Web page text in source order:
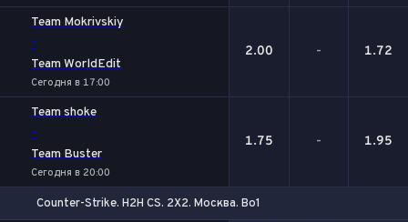
Team Mokrivskiy
-
Team WorldEdit
Сегодня в 17:00
2.00 - 1.72
Team shoke
-
Team Buster
Сегодня в 20:00
1.75 - 1.95
Counter-Strike. H2H CS. 2X2. Москва. Bo1